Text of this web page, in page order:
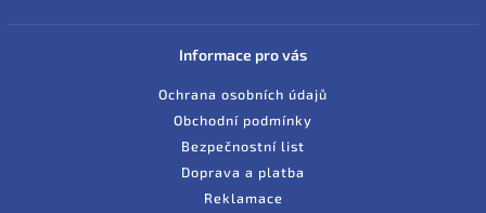
Informace pro vás
Ochrana osobních údajů
Obchodní podmínky
Bezpečnostní list
Doprava a platba
Reklamace